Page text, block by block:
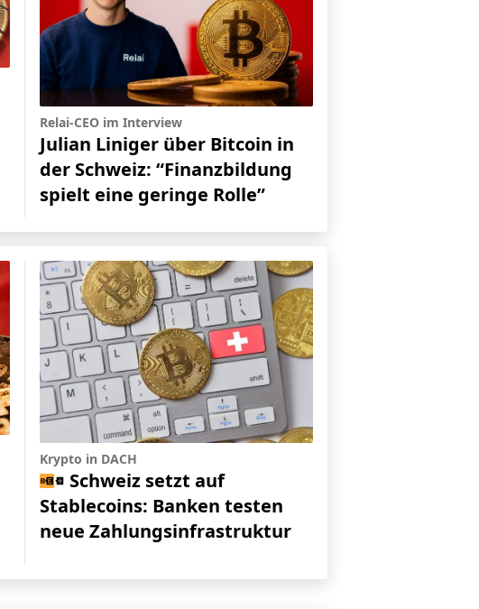
Relai-CEO im Interview
Julian Liniger über Bitcoin in
der Schweiz: “Finanzbildung
spielt eine geringe Rolle”
Krypto in DACH
Schweiz setzt auf
Stablecoins: Banken testen
neue Zahlungsinfrastruktur